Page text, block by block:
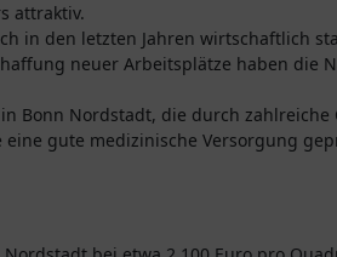
attraktiv.
in den letzten Jahren wirtschaftlich
neuer Arbeitsplätze haben die
Bonn Nordstadt, die durch zahlreiche
gute medizinische Versorgung